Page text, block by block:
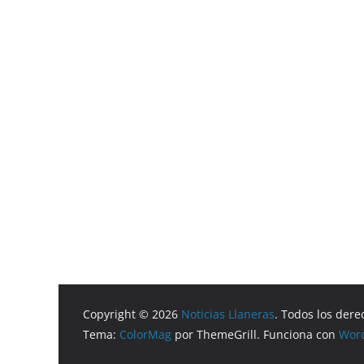
Copyright © 2026 Noticias Llaneras. Todos los
Tema: ColorMag por ThemeGrill. Funciona con